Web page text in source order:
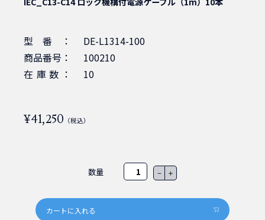
型番：
DE-L1314-100
商品番号：
100210
在庫数：
10
¥41,250 （税込）
数量 － ＋